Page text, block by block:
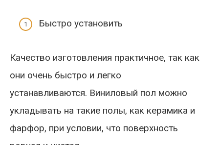
Быстро установить
Качество изготовления практичное, так как
они очень быстро и легко
устанавливаются. Виниловый пол можно
укладывать на такие полы, как керамика и
фарфор, при условии, что поверхность